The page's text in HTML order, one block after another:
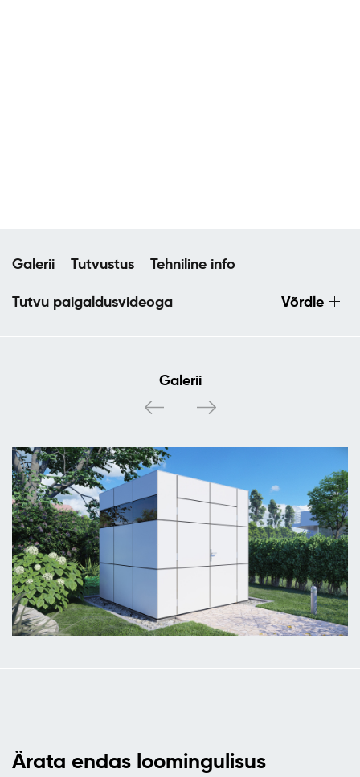
Galerii Tutvustus Tehniline info
Tutvu paigaldusvideoga Võrdle
Galerii
Ärata endas loomingulisus